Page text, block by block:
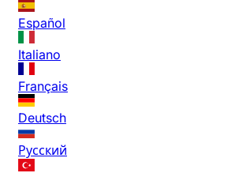
Español
Italiano
Français
Deutsch
Русский